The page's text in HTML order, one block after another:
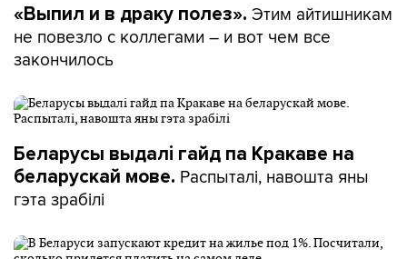
«Выпил и в драку полез». Этим айтишникам
не повезло с коллегами – и вот чем все
закончилось
Беларусы выдалі гайд па Кракаве на
беларускай мове. Распыталі, навошта яны
гэта зрабілі